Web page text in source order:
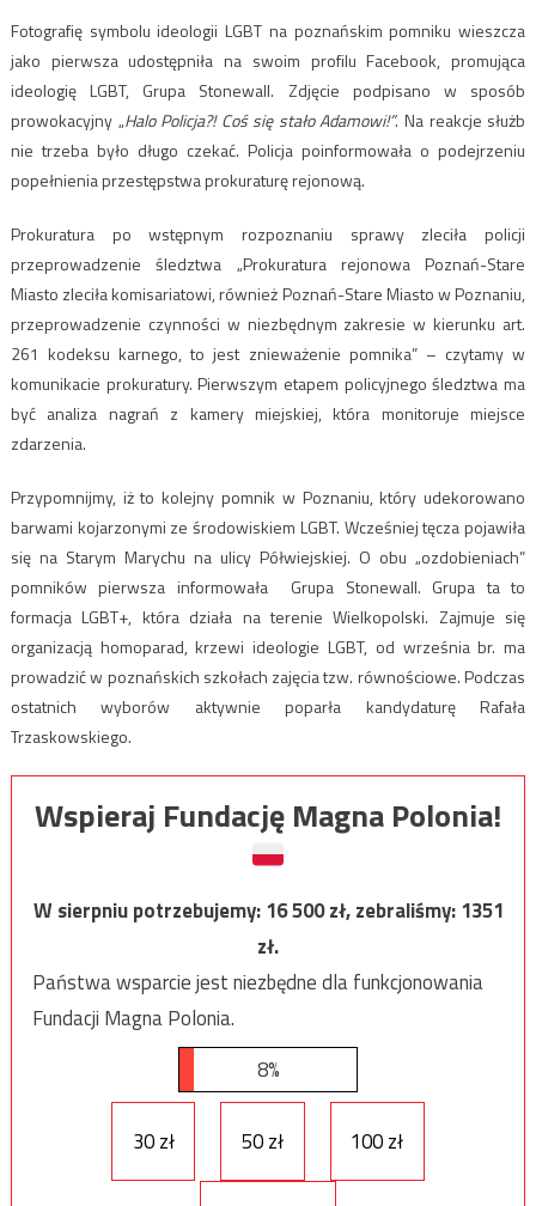
Fotografię symbolu ideologii LGBT na poznańskim pomniku wieszcza
jako pierwsza udostępniła na swoim profilu Facebook, promująca
ideologię LGBT, Grupa Stonewall. Zdjęcie podpisano w sposób
prowokacyjny „Halo Policja?! Coś się stało Adamowi!”. Na reakcje służb
nie trzeba było długo czekać. Policja poinformowała o podejrzeniu
popełnienia przestępstwa prokuraturę rejonową.
Prokuratura po wstępnym rozpoznaniu sprawy zleciła policji
przeprowadzenie śledztwa „Prokuratura rejonowa Poznań-Stare
Miasto zleciła komisariatowi, również Poznań-Stare Miasto w Poznaniu,
przeprowadzenie czynności w niezbędnym zakresie w kierunku art.
261 kodeksu karnego, to jest znieważenie pomnika” – czytamy w
komunikacie prokuratury. Pierwszym etapem policyjnego śledztwa ma
być analiza nagrań z kamery miejskiej, która monitoruje miejsce
zdarzenia.
Przypomnijmy, iż to kolejny pomnik w Poznaniu, który udekorowano
barwami kojarzonymi ze środowiskiem LGBT. Wcześniej tęcza pojawiła
się na Starym Marychu na ulicy Półwiejskiej. O obu „ozdobieniach”
pomników pierwsza informowała Grupa Stonewall. Grupa ta to
formacja LGBT+, która działa na terenie Wielkopolski. Zajmuje się
organizacją homoparad, krzewi ideologie LGBT, od września br. ma
prowadzić w poznańskich szkołach zajęcia tzw. równościowe. Podczas
ostatnich wyborów aktywnie poparła kandydaturę Rafała
Trzaskowskiego.
Wspieraj Fundację Magna Polonia!
W sierpniu potrzebujemy:16 500zł, zebraliśmy:1351
zł.
Państwa wsparcie jest niezbędne dla funkcjonowania
Fundacji Magna Polonia.
8%
30 zł 50 zł 100 zł